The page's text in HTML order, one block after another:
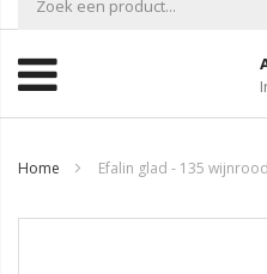
Home Efalin glad - 135 wijnrood